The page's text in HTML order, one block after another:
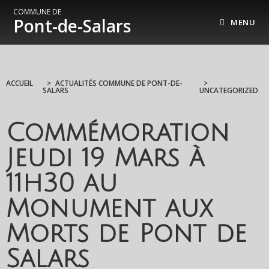
COMMUNE DE
Pont-de-Salars MENU
ACCUEIL > ACTUALITÉS COMMUNE DE PONT-DE-
SALARS
>
UNCATEGORIZED
Commémoration
Jeudi 19 Mars à
11h30 au
Monument aux
Morts de Pont de
Salars